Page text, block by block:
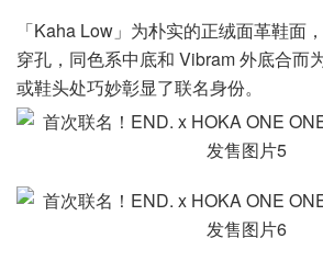
「Kaha Low」为朴实的正绒面革鞋面
穿孔，同色系中底和 Vibram 外底合而
或鞋头处巧妙彰显了联名身份。